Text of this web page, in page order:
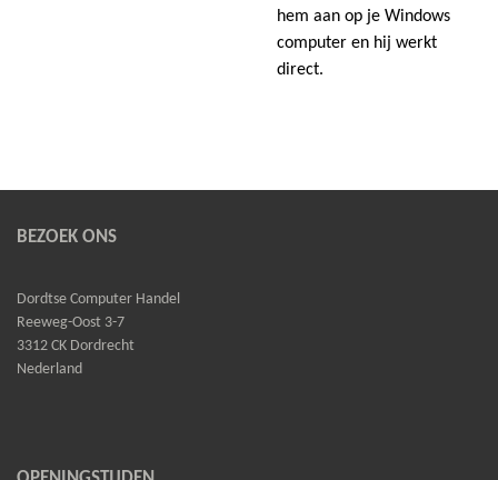
hem aan op je Windows
computer en hij werkt
direct.
BEZOEK ONS
Dordtse Computer Handel
Reeweg-Oost 3-7
3312 CK Dordrecht
Nederland